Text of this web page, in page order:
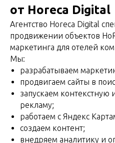
от Horeca Digital
Агентство Horeca Digital
продвижении объектов
маркетинга для отелей
Мы:
разрабатываем
продвигаем сайты в
запускаем контекстную
рекламу;
работаем с Яндекс
создаем контент;
внедряем аналитику и